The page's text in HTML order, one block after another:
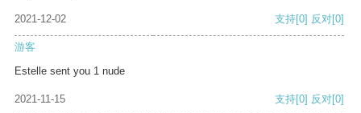
2021-12-02 支持[0] 反对[0]
游客
Estelle sent you 1 nude
2021-11-15 支持[0] 反对[0]